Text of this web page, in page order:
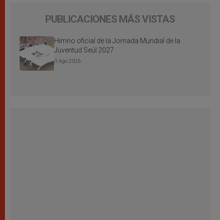
PUBLICACIONES MÁS VISTAS
Himno oficial de la Jornada Mundial de la
Juventud Seúl 2027
3 Ago 2026